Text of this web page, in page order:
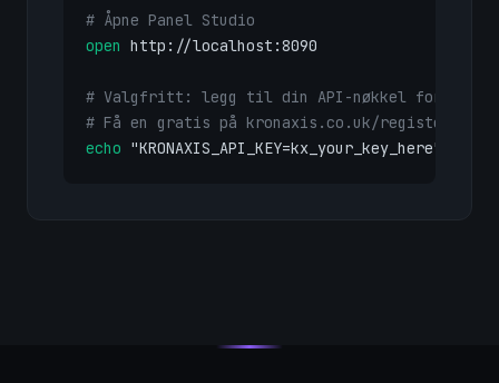
# Åpne Panel Studio
open http://localhost:8090
# Valgfritt: legg til din API-nøkkel for
# Få en gratis på kronaxis.co.uk/register
echo "KRONAXIS_API_KEY=kx_your_key_here" >>